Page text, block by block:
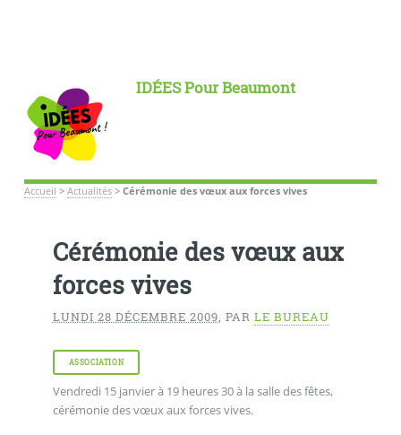
IDÉES Pour Beaumont
Accueil > Actualités> Cérémonie des vœux aux forces vives
Cérémonie des vœux aux
forces vives
LUNDI 28 DÉCEMBRE 2009, PAR LE BUREAU
ASSOCIATION
Vendredi 15 janvier à 19 heures 30 à la salle des fêtes,
cérémonie des vœux aux forces vives.